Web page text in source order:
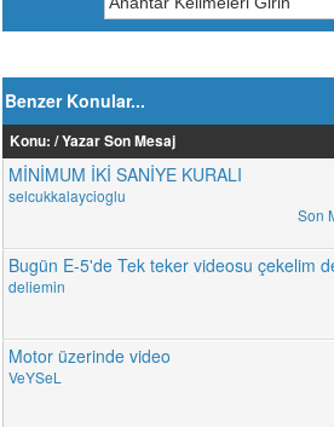
Benzer Konular...
Konu: / YazarSon Mesaj
MİNİMUM İKİ SANİYE KURALI
selcukkalaycioglu
Son
Bugün E-5'de Tek teker videosu çekelim
deliemin
Motor üzerinde video
VeYSeL